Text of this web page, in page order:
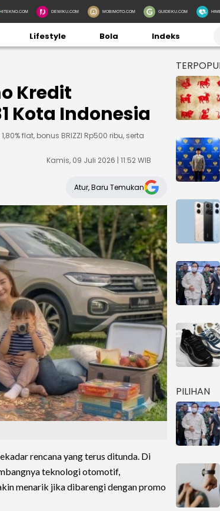
HITEKNO.COM DEWIKU.COM MOBIMOTO.COM GUIDEKU.COM
Lifestyle Bola Indeks
Kredit
Kota Indonesia
flat, bonus BRIZZI Rp500 ribu, serta
Kamis, 09 Juli 2026 | 11:52 WIB
Atur, Baru Temukan
rencana yang terus ditunda. Di
teknologi otomotif,
menarik jika dibarengi dengan promo
PILIHAN